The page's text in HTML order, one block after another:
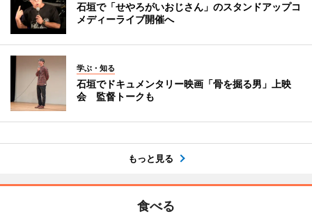
石垣で「せやろがいおじさん」のスタンドアップコ
メディーライブ開催へ
学ぶ・知る
石垣でドキュメンタリー映画「骨を掘る男」上映
会 監督トークも
もっと見る
食べる